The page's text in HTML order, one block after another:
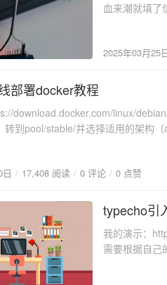
血来潮就填了
备下载的软件
https://
脑，如果像我
的内容修改一下 参考：https://www.iceasy.com/review/
configure LED GPIO port */
GPIO_PIN_10); while(1) { /* turn on LED1, turn off LED3 */
GPIO_PIN_10); delay_1ms(500); gpio_bit_reset(GPIOA, GPIO_PIN_10);
2025年03月25
部署docker教程
download.docker.com/linux/
转到pool/stable/并选择适用的架构
apt-get install -f6.验证安装docker -
}
17,408 阅读 0 评论 0 点赞
2024-12-29
typecho引
我的演示：
需要根据自己的主题来调整。